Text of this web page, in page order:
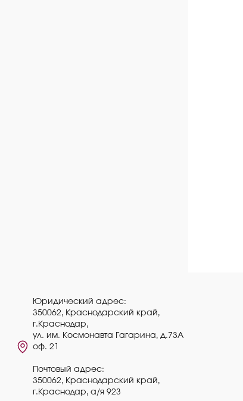
Юридический адрес:
350062, Краснодарский край,
г.Краснодар,
ул. им. Космонавта Гагарина, д.73А
оф. 21
Почтовый адрес:
350062, Краснодарский край,
г.Краснодар, а/я 923